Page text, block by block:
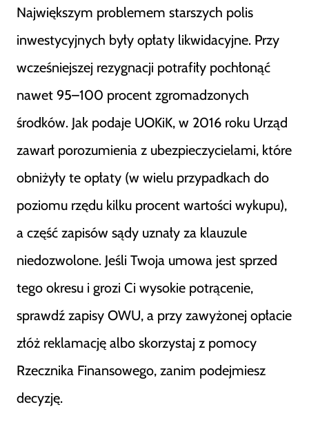
Największym problemem starszych polis
inwestycyjnych były opłaty likwidacyjne. Przy
wcześniejszej rezygnacji potrafiły pochłonąć
nawet 95–100 procent zgromadzonych
środków. Jak podaje UOKiK, w 2016 roku Urząd
zawarł porozumienia z ubezpieczycielami, które
obniżyły te opłaty (w wielu przypadkach do
poziomu rzędu kilku procent wartości wykupu),
a część zapisów sądy uznały za klauzule
niedozwolone. Jeśli Twoja umowa jest sprzed
tego okresu i grozi Ci wysokie potrącenie,
sprawdź zapisy OWU, a przy zawyżonej opłacie
złóż reklamację albo skorzystaj z pomocy
Rzecznika Finansowego, zanim podejmiesz
decyzję.